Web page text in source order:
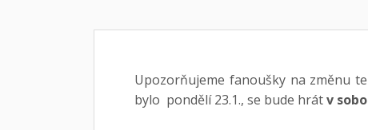
Upozorňujeme fanoušky na změnu
bylo pondělí 23.1., se bude hrátv